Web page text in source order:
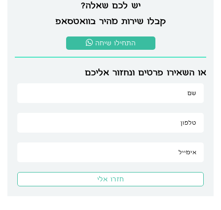
יש לכם שאלה?
קבלו שירות מהיר בוואטסאפ
התחילו שיחה
או השאירו פרטים ונחזור אליכם